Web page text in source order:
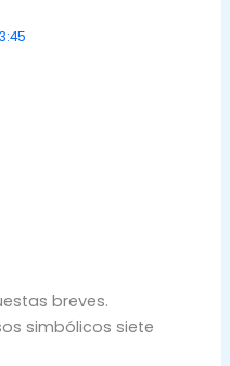
breves.
simbólicos siete